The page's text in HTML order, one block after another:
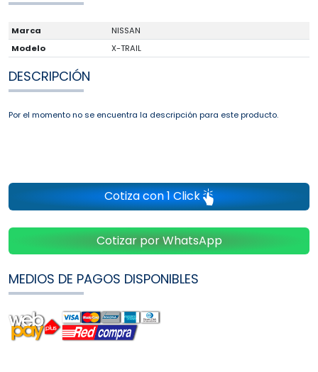
Marca
NISSAN
Modelo
X-TRAIL
DESCRIPCIÓN
Por el momento no se encuentra la descripción para este producto.
Cotiza con 1 Click
Cotizar por WhatsApp
MEDIOS DE PAGOS DISPONIBLES